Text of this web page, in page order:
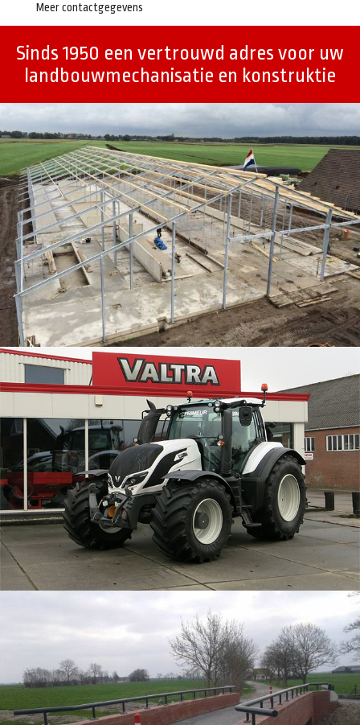
Meer contactgegevens
Sinds 1950 een vertrouwd adres voor uw
landbouwmechanisatie en konstruktie